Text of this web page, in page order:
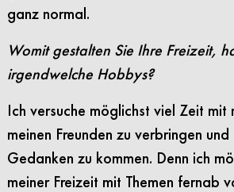
ganz normal.
Womit gestalten Sie Ihre Freizeit,
irgendwelche Hobbys?
Ich versuche möglichst viel Zeit mit
meinen Freunden zu verbringen
Gedanken zu kommen. Denn ich
meiner Freizeit mit Themen fernab